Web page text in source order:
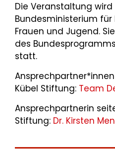
Die Veranstaltung
Bundesministerium für
Frauen und Jugend.
des
statt.
Kübel Stiftung: Team
Ansprechpartnerin
Stiftung: Dr. Kirsten